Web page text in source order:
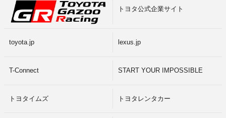
トヨタ公式企業サイト
toyota.jp lexus.jp
T-Connect START YOUR IMPOSSIBLE
トヨタイムズ トヨタレンタカー